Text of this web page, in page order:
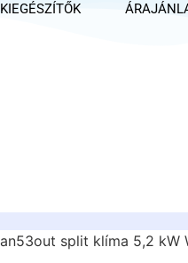
split klíma 5,2 kW